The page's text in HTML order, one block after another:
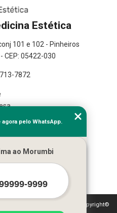
Estética
101 e 102 - Pinheiros
CEP: 05422-030
7872
do site
de direitos autorais. Copyright©
19/02/1998)
agora pelo WhatsApp.
ao Morumbi